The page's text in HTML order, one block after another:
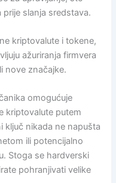
slanja sredstava.
kriptovalute i tokene,
ažuriranja firmvera
nove značajke.
omogućuje
kriptovalute putem
ključ nikada ne napušta
ili potencijalno
Stoga se hardverski
pohranjivati ​​velike